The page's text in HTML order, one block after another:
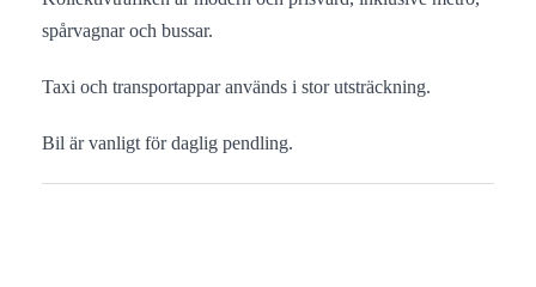
spårvagnar och bussar.
Taxi och transportappar används i stor utsträckning.
Bil är vanligt för daglig pendling.